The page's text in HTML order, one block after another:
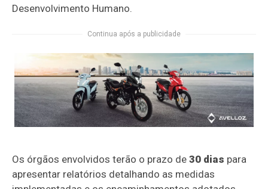
Desenvolvimento Humano.
Continua após a publicidade
Os órgãos envolvidos terão o prazo de30 dias para
apresentar relatórios detalhando as medidas